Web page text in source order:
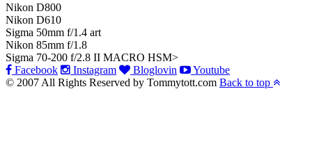
Nikon D800
Nikon D610
Sigma 50mm f/1.4 art
Nikon 85mm f/1.8
Sigma 70-200 f/2.8 II MACRO HSM>
Facebook
Instagram Bloglovin
Youtube
© 2007 All Rights Reserved by Tommytott.com Back to top